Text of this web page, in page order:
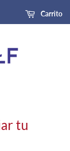
Carrito
tu